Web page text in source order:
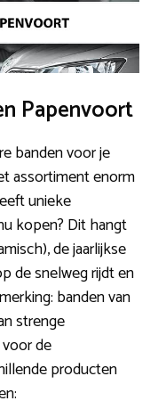
Papenvoort
banden voor je
assortiment enorm
unieke
kopen? Dit hangt
de jaarlijkse
de snelweg rijdt en
banden van
strenge
de
producten